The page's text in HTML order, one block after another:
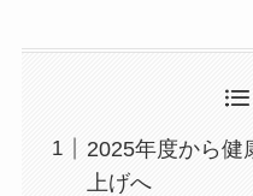
2025年度から健
上げへ